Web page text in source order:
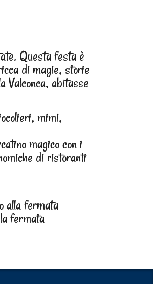
Questa festa è
di magie, storie
Valconca, abitasse
mimi,
magico con i
di ristoranti
alla fermata
fermata